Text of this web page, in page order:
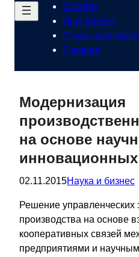
О сайте
Ищу бизнес
Стань
Главная
Модернизация
на основе
инновационных
02.11.2015Наука и бизнес
Решение управленческих
производства на основе
кооперативных связей
предприятиями и